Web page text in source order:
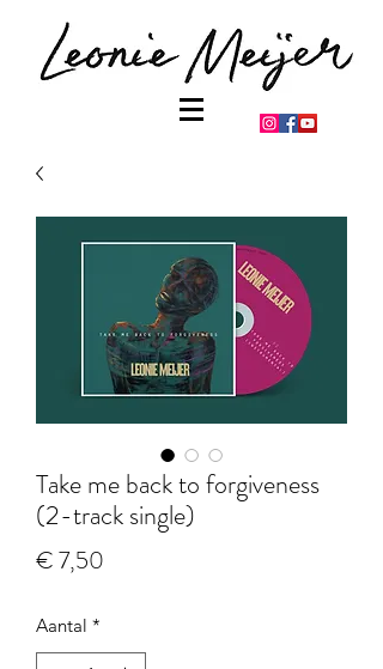
Take me back to forgiveness
(2-track single)
€ 7,50
Aantal *